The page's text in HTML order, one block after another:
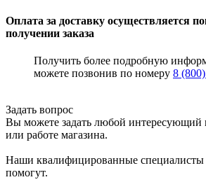
Оплата за доставку осуществляется
получении заказа
Получить более подробную
можете позвонив по номеру 8
Задать вопрос
Вы можете задать любой интересующий
или работе магазина.
Наши квалифицированные специалисты
помогут.